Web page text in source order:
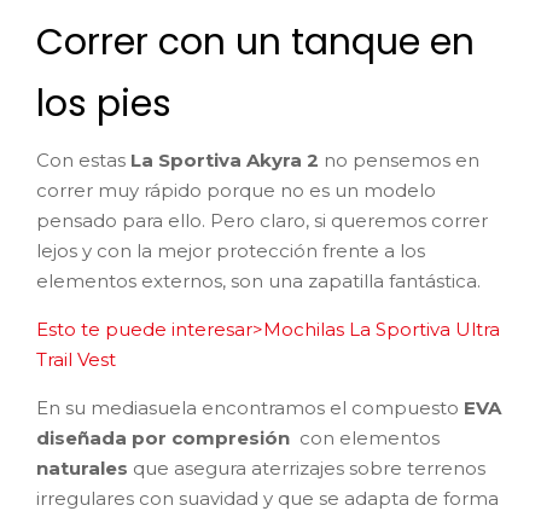
Correr con un tanque en
los pies
Con estas La Sportiva Akyra 2 no pensemos en
correr muy rápido porque no es un modelo
pensado para ello. Pero claro, si queremos correr
lejos y con la mejor protección frente a los
elementos externos, son una zapatilla fantástica.
Esto te puede interesar>Mochilas La Sportiva Ultra
Trail Vest
En su mediasuela encontramos el compuesto EVA
diseñada por compresión con elementos
naturales que asegura aterrizajes sobre terrenos
irregulares con suavidad y que se adapta de forma